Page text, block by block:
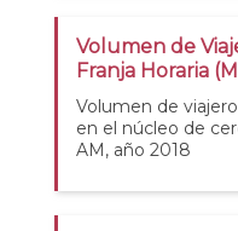
Volumen de
Franja Horaria
Volumen de
en el núcleo de
AM, año 2018